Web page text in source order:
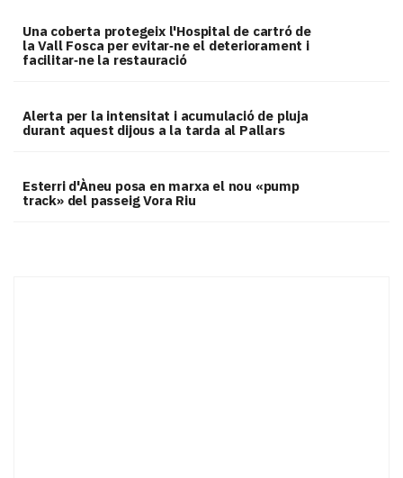
Una coberta protegeix l'Hospital de cartró de
la Vall Fosca per evitar‑ne el deteriorament i
facilitar‑ne la restauració
Alerta per la intensitat i acumulació de pluja
durant aquest dijous a la tarda al Pallars
Esterri d'Àneu posa en marxa el nou «pump
track» del passeig Vora Riu